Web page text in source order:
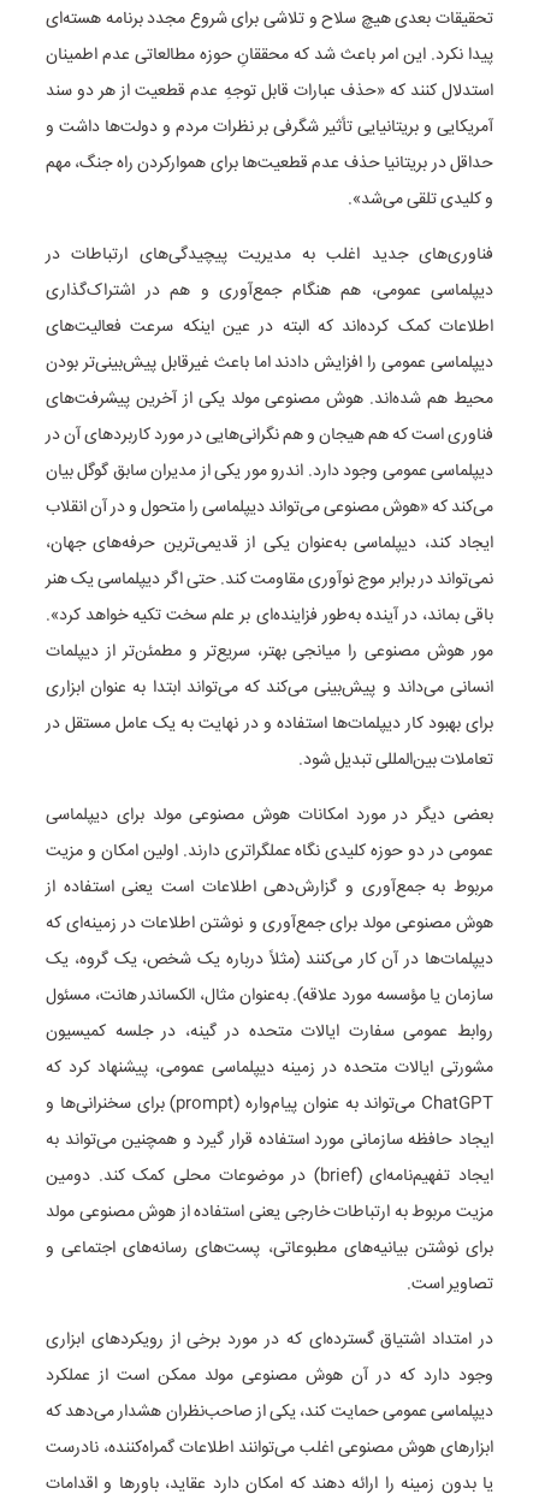
تحقیقات بعدی هیچ سلاح و تلاشی برای شروع مجدد برنامه هسته‌ای
پیدا نکرد. این امر باعث شد که محققانِ حوزه مطالعاتی عدم‌ اطمینان
استدلال کنند که «حذف عبارات قابل توجهِ عدم قطعیت از هر دو سند
آمریکایی و بریتانیایی تأثیر شگرفی بر نظرات مردم و دولت‌ها داشت و
حداقل در بریتانیا حذف عدم قطعیت‌ها برای هموارکردن راه جنگ، مهم
و کلیدی تلقی می‌شد».
فناوری‌های جدید اغلب به مدیریت پیچیدگی‌های ارتباطات در
دیپلماسی عمومی، هم هنگام جمع‌آوری و هم در اشتراک‌گذاری
اطلاعات کمک کرده‌اند که البته در عین اینکه سرعت فعالیت‌های
دیپلماسی عمومی را افزایش دادند اما باعث غیرقابل پیش‌بینی‌تر بودن
محیط هم شده‌اند. هوش مصنوعی مولد یکی از آخرین پیشرفت‌های
فناوری است که هم هیجان و هم نگرانی‌هایی در مورد کاربردهای آن در
دیپلماسی عمومی وجود دارد. اندرو مور یکی از مدیران سابق گوگل بیان
می‌کند که «هوش مصنوعی می‌تواند دیپلماسی را متحول و در آن انقلاب
ایجاد کند، دیپلماسی به‌عنوان یکی از قدیمی‌ترین حرفه‌های جهان،
نمی‌تواند در برابر موج نوآوری مقاومت کند. حتی اگر دیپلماسی یک هنر
باقی بماند، در آینده به‌طور فزاینده‌ای بر علم سخت تکیه خواهد کرد».
مور هوش مصنوعی را میانجی بهتر، سریع‌تر و مطمئن‌تر از دیپلمات
انسانی می‌داند و پیش‌بینی می‌کند که می‌تواند ابتدا به عنوان ابزاری
برای بهبود کار دیپلمات‌ها استفاده و در نهایت به یک عامل مستقل در
تعاملات بین‌المللی تبدیل شود.
بعضی دیگر در مورد امکانات هوش مصنوعی مولد برای دیپلماسی
عمومی در دو حوزه کلیدی نگاه عملگراتری دارند. اولین امکان و مزیت
مربوط به جمع‌آوری و گزارش‌دهی اطلاعات است یعنی استفاده از
هوش مصنوعی مولد برای جمع‌آوری و نوشتن اطلاعات در زمینه‌ای که
دیپلمات‌ها در آن کار می‌کنند (مثلاً درباره یک شخص، یک گروه، یک
سازمان یا مؤسسه مورد علاقه). به‌عنوان مثال، الکساندر هانت، مسئول
روابط عمومی سفارت ایالات متحده در گینه، در جلسه کمیسیون
مشورتی ایالات متحده در زمینه دیپلماسی عمومی، پیشنهاد کرد که
ChatGPT می‌تواند به عنوان پیام‌واره (prompt) برای سخنرانی‌ها و
ایجاد حافظه سازمانی مورد استفاده قرار گیرد و همچنین می‌تواند به
ایجاد تفهیم‌نامه‌ای (brief) در موضوعات محلی کمک کند. دومین
مزیت مربوط به ارتباطات خارجی یعنی استفاده از هوش مصنوعی مولد
برای نوشتن بیانیه‌های مطبوعاتی، پست‌های رسانه‌های اجتماعی و
تصاویر است.
در امتداد اشتیاق گسترده‌ای که در مورد برخی از رویکردهای ابزاری
وجود دارد که در آن هوش مصنوعی مولد ممکن است از عملکرد
دیپلماسی عمومی حمایت کند، یکی از صاحب‌نظران هشدار می‌دهد که
ابزارهای هوش مصنوعی اغلب می‌توانند اطلاعات گمراه‌کننده، نادرست
یا بدون زمینه را ارائه دهند که امکان دارد عقاید، باورها و اقدامات